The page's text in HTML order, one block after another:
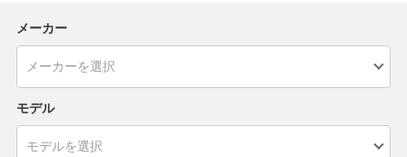
メーカー
モデル